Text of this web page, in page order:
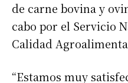
de carne bovina y
cabo por el Servicio
Calidad
“Estamos muy